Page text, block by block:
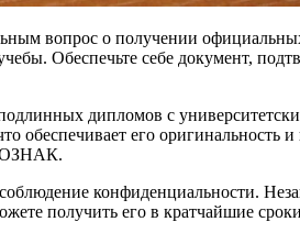
вопрос о получении
Обеспечьте себе документ,
дипломов с
обеспечивает его
конфиденциальности.
получить его в кратчайшие